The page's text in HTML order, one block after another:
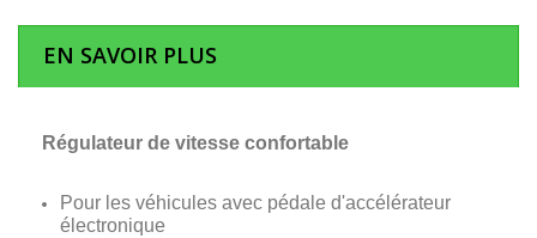
EN SAVOIR PLUS
Régulateur de vitesse confortable
Pour les véhicules avec pédale d'accélérateur
électronique